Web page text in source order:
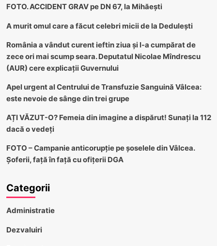
FOTO. ACCIDENT GRAV pe DN 67, la Mihăești
A murit omul care a făcut celebri micii de la Dedulești
România a vândut curent ieftin ziua și l-a cumpărat de
zece ori mai scump seara. Deputatul Nicolae Mîndrescu
(AUR) cere explicații Guvernului
Apel urgent al Centrului de Transfuzie Sanguină Vâlcea:
este nevoie de sânge din trei grupe
AȚI VĂZUT-O? Femeia din imagine a dispărut! Sunați la 112
dacă o vedeți
FOTO – Campanie anticorupție pe șoselele din Vâlcea.
Șoferii, față în față cu ofițerii DGA
Categorii
Administratie
Dezvaluiri